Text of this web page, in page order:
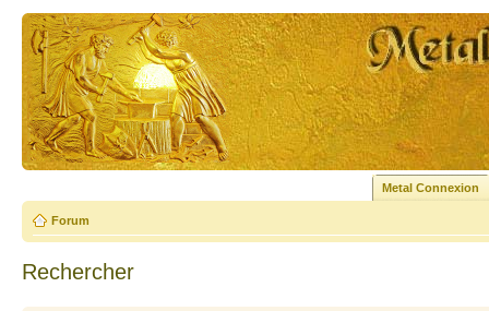
Metal Connexion
Forum
Rechercher